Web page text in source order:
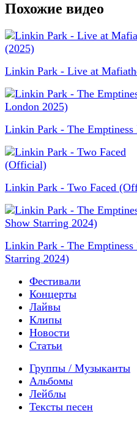
Похожие видео
Linkin Park - Live at
Linkin Park - The
Linkin Park - Two Faced
Linkin Park - The
Starring 2024)
Фестивали
Концерты
Лайвы
Клипы
Новости
Статьи
Группы / Музыканты
Альбомы
Лейблы
Тексты песен